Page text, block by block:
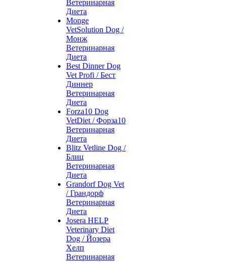
Ветеринарная
Диета
Monge
VetSolution Dog /
Монж
Ветеринарная
Диета
Best Dinner Dog
Vet Profi / Бест
Диннер
Ветеринарная
Диета
Forza10 Dog
VetDiet / Форза10
Ветеринарная
Диета
Blitz Vetline Dog /
Блиц
Ветеринарная
Диета
Grandorf Dog Vet
/ Грандорф
Ветеринарная
Диета
Josera HELP
Veterinary Diet
Dog / Йозера
Хелп
Ветеринарная